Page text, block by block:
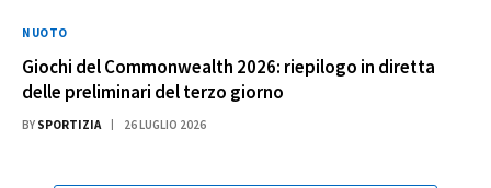
NUOTO
Giochi del Commonwealth 2026: riepilogo in diretta
delle preliminari del terzo giorno
BY SPORTIZIA 26 LUGLIO 2026